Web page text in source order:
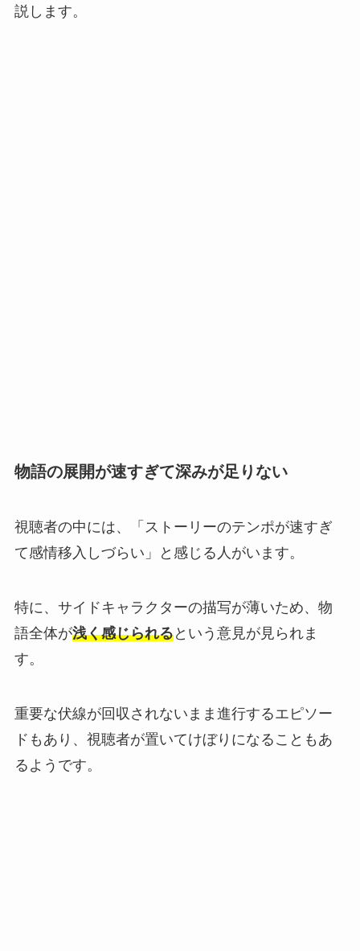
説します。
物語の展開が速すぎて深みが足りない
視聴者の中には、「ストーリーのテンポが速すぎ
て感情移入しづらい」と感じる人がいます。
特に、サイドキャラクターの描写が薄いため、物
語全体が浅く感じられるという意見が見られま
す。
重要な伏線が回収されないまま進行するエピソー
ドもあり、視聴者が置いてけぼりになることもあ
るようです。